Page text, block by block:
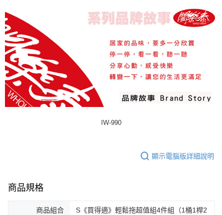
IW-990
顯示電腦版詳細說明
商品規格
商品組合
S《買得適》輕鬆拖超值組4件組（1桶1桿2